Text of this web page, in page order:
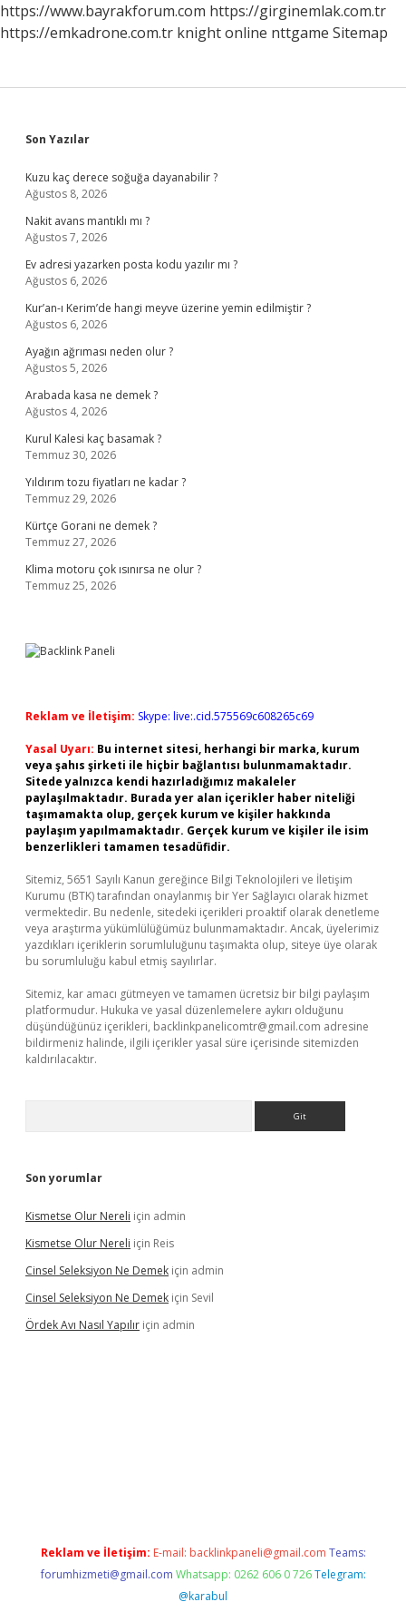
https://www.bayrakforum.com https://girginemlak.com.tr
https://emkadrone.com.tr knight online nttgame Sitemap
Sidebar
Son Yazılar
Kuzu kaç derece soğuğa dayanabilir ?
Ağustos 8, 2026
Nakit avans mantıklı mı ?
Ağustos 7, 2026
Ev adresi yazarken posta kodu yazılır mı ?
Ağustos 6, 2026
Kur’an-ı Kerim’de hangi meyve üzerine yemin edilmiştir ?
Ağustos 6, 2026
Ayağın ağrıması neden olur ?
Ağustos 5, 2026
Arabada kasa ne demek ?
Ağustos 4, 2026
Kurul Kalesi kaç basamak ?
Temmuz 30, 2026
Yıldırım tozu fiyatları ne kadar ?
Temmuz 29, 2026
Kürtçe Gorani ne demek ?
Temmuz 27, 2026
Klima motoru çok ısınırsa ne olur ?
Temmuz 25, 2026
Reklam ve İletişim: Skype: live:.cid.575569c608265c69
Yasal Uyarı: Bu internet sitesi, herhangi bir marka, kurum
veya şahıs şirketi ile hiçbir bağlantısı bulunmamaktadır.
Sitede yalnızca kendi hazırladığımız makaleler
paylaşılmaktadır. Burada yer alan içerikler haber niteliği
taşımamakta olup, gerçek kurum ve kişiler hakkında
paylaşım yapılmamaktadır. Gerçek kurum ve kişiler ile isim
benzerlikleri tamamen tesadüfidir.
Sitemiz, 5651 Sayılı Kanun gereğince Bilgi Teknolojileri ve İletişim
Kurumu (BTK) tarafından onaylanmış bir Yer Sağlayıcı olarak hizmet
vermektedir. Bu nedenle, sitedeki içerikleri proaktif olarak denetleme
veya araştırma yükümlülüğümüz bulunmamaktadır. Ancak, üyelerimiz
yazdıkları içeriklerin sorumluluğunu taşımakta olup, siteye üye olarak
bu sorumluluğu kabul etmiş sayılırlar.
Sitemiz, kar amacı gütmeyen ve tamamen ücretsiz bir bilgi paylaşım
platformudur. Hukuka ve yasal düzenlemelere aykırı olduğunu
düşündüğünüz içerikleri, backlinkpanelicomtr@gmail.com adresine
bildirmeniz halinde, ilgili içerikler yasal süre içerisinde sitemizden
kaldırılacaktır.
Son yorumlar
Kismetse Olur Nereli için admin
Kismetse Olur Nereli için Reis
Cinsel Seleksiyon Ne Demek için admin
Cinsel Seleksiyon Ne Demek için Sevil
Ördek Avı Nasıl Yapılır için admin
Reklam ve İletişim: E-mail: backlinkpaneli@gmail.com Teams:
forumhizmeti@gmail.com Whatsapp: 0262 606 0 726 Telegram:
@karabul